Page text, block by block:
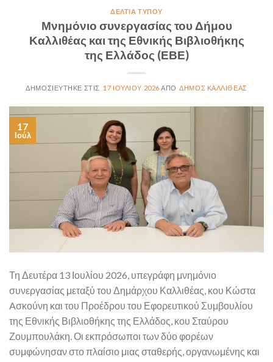
ΔΕΛΤΊΑ ΤΎΠΟΥ
Μνημόνιο συνεργασίας του Δήμου
Καλλιθέας και της Εθνικής Βιβλιοθήκης
της Ελλάδος (ΕΒΕ)
17 ΙΟΥΛΊΟΥ 2026 ΔΉΜΟΣ ΚΑΛΛΙΘΈΑΣ
17
Ιούλ
Τη Δευτέρα 13 Ιουλίου 2026, υπεγράφη μνημόνιο
συνεργασίας μεταξύ του Δημάρχου Καλλιθέας, κου Κώστα
Aσκούνη και του Προέδρου του Εφορευτικού Συμβουλίου
της Εθνικής Βιβλιοθήκης της Ελλάδος, κου Σταύρου
Ζουμπουλάκη. Οι εκπρόσωποι των δύο φορέων
συμφώνησαν στο πλαίσιο μιας σταθερής, οργανωμένης και